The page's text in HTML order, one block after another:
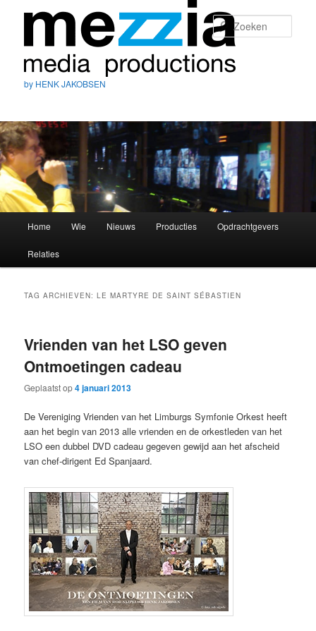
by HENK JAKOBSEN
Spring
naar
inhoud
Spring
naar
inhoud
Home Wie Nieuws Producties Opdrachtgevers
Relaties
TAG ARCHIEVEN:LE MARTYRE DE SAINT SÉBASTIEN
Vrienden van het LSO geven
Ontmoetingen cadeau
Geplaatst op4 januari 2013
De Vereniging Vrienden van het Limburgs Symfonie Orkest heeft
aan het begin van 2013 alle vrienden en de orkestleden van het
LSO een dubbel DVD cadeau gegeven gewijd aan het afscheid
van chef-dirigent Ed Spanjaard.